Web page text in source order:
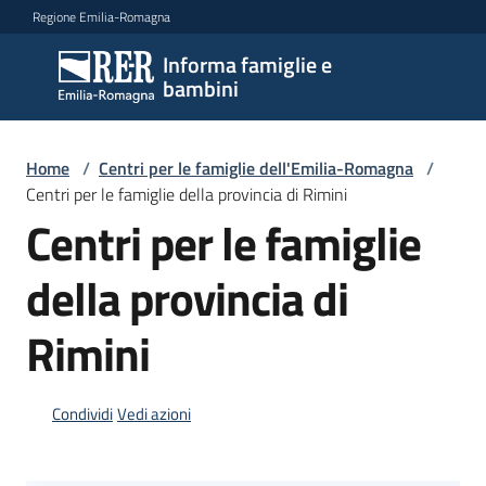
Vai al contenuto
Vai alla navigazione
Vai al footer
Regione Emilia-Romagna
Informa famiglie e
bambini
Informa
famiglie
e
bambini
Argomenti
Servizi
per
Home / Centri per le famiglie dell'Emilia-Romagna /
Centri per le famiglie della provincia di Rimini
Centri per le famiglie
della provincia di
Rimini
CondividiVedi azioni